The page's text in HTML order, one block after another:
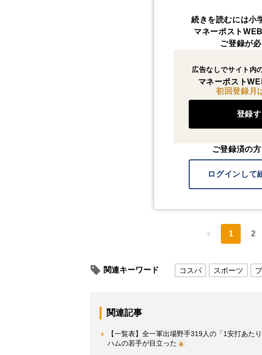
続きを読むには小
マネーポスト
ご登録が
広告なしでサイト内
マネーポスト
初回登録月
登録
ご登録済の
ログインして
1 2
関連キーワード コスパ スポーツ
関連記事
【一覧表】全一軍出場野手319人の「1安打あ
ハムの若手が目立った